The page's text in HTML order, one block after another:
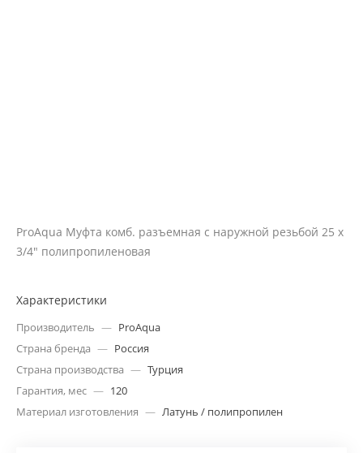
ProAqua Муфта комб. разъемная с наружной резьбой 25 х
3/4" полипропиленовая
Характеристики
Производитель — ProAqua
Страна бренда — Россия
Страна производства — Турция
Гарантия, мес — 120
Материал изготовления — Латунь / полипропилен